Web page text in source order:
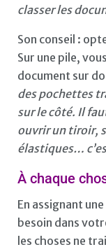
classer les
Son conseil :
Sur une pile,
document sur
des pochettes
sur le côté. Il
ouvrir un tiroir,
élastiques…
À chaque
En assignant
besoin dans
les choses ne